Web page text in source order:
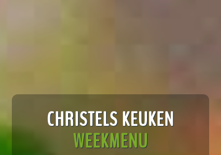
CHRISTELS KEUKEN
WEEKMENU